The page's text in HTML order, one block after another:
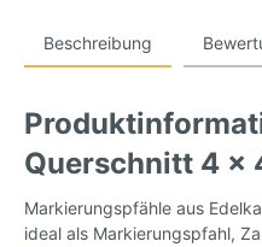
Beschreibung
Querschnitt 4 x
Markierungspfähle aus
ideal als Markierungspfahl,